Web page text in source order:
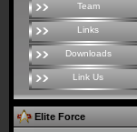
Team
Links
Downloads
Link Us
Elite Force